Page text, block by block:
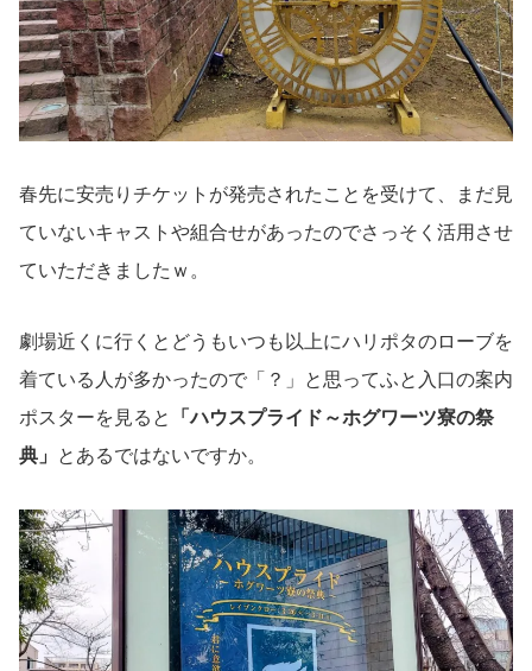
春先に安売りチケットが発売されたことを受けて、まだ見
ていないキャストや組合せがあったのでさっそく活用させ
ていただきましたｗ。
劇場近くに行くとどうもいつも以上にハリポタのローブを
着ている人が多かったので「？」と思ってふと入口の案内
ポスターを見ると
「ハウスプライド～ホグワーツ寮の祭
典」
とあるではないですか。